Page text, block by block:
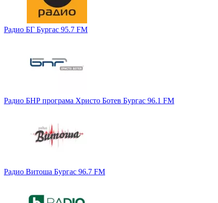
Радио БГ Бургас 95.7 FM
Радио БНР програма Христо Ботев Бургас 96.1 FM
Радио Витоша Бургас 96.7 FM